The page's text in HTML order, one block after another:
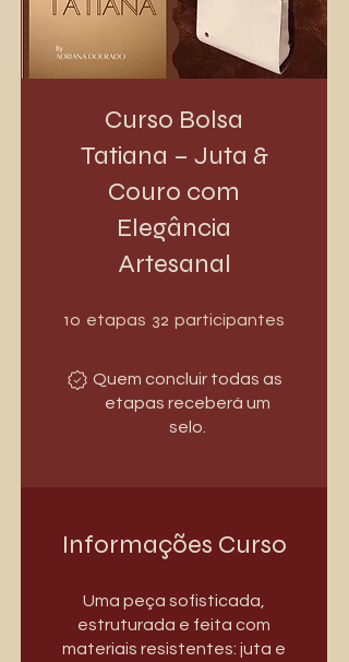
Curso Bolsa
Tatiana – Juta &
Couro com
Elegância
Artesanal
10 etapas 32 participantes
Quem concluir todas as
etapas receberá um
selo.
Informações Curso
Uma peça sofisticada,
estruturada e feita com
materiais resistentes: juta e